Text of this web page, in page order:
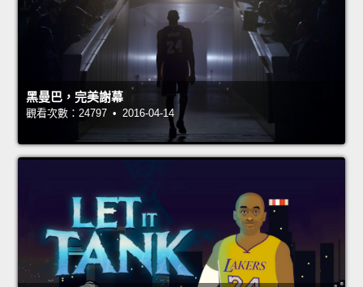
黑曼巴，完美謝幕
觀看次數：24797 • 2016-04-14